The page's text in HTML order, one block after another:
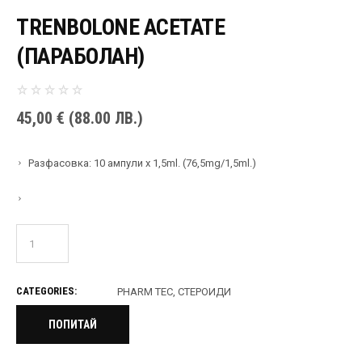
TRENBOLONE ACETATE
(ПАРАБОЛАН)
45,00 € (88.00 ЛВ.)
Разфасовка: 10 ампули х 1,5ml. (76,5mg/1,5ml.)
CATEGORIES: PHARM TEC, СТЕРОИДИ
ПОПИТАЙ